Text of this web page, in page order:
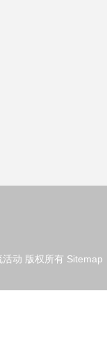
活动 版权所有 Sitemap